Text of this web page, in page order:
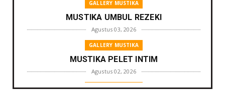
GALLERY MUSTIKA
MUSTIKA UMBUL REZEKI
Agustus 03, 2026
GALLERY MUSTIKA
MUSTIKA PELET INTIM
Agustus 02, 2026
GALLERY MUSTIKA